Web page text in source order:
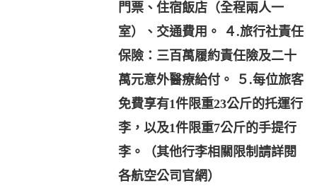
門票、住宿飯店（全程兩人一
室）、交通費用。 ４.旅行社責任
保險：三百萬履約責任險及二十
萬元意外醫療給付。 ５.每位旅客
免費享有1件限重23公斤的托運行
李，以及1件限重7公斤的手提行
李。（其他行李相關限制請詳閱
各航空公司官網）